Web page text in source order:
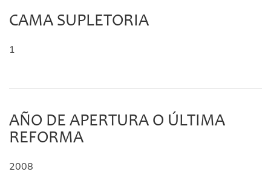
CAMA SUPLETORIA
1
AÑO DE APERTURA O ÚLTIMA
REFORMA
2008